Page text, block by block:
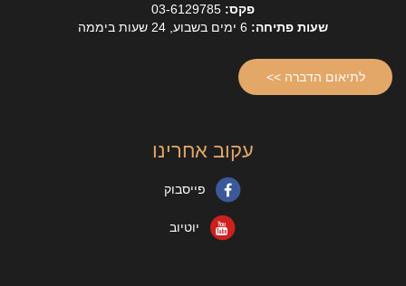
פקס:
שעות פתיחה:
לתיאום הדברה >>
עקוב אחרינו
פייסבוק
יוטיוב